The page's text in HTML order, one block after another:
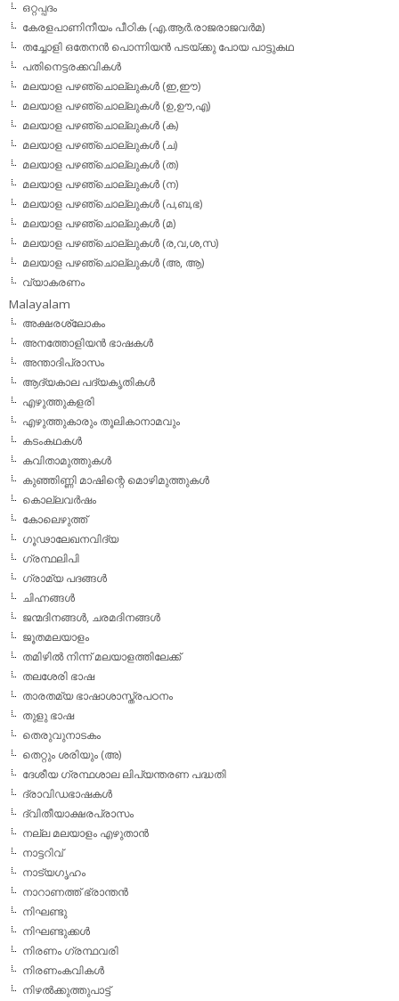
ഒറ്റപ്പദം
കേരളപാണിനീയം പീഠിക (എ.ആര്‍.രാജരാജവര്‍മ)
തച്ചോളി ഒതേനൻ പൊന്നിയൻ പടയ്‌ക്കു പോയ പാട്ടുകഥ
പതിനെട്ടരക്കവികള്‍
മലയാള പഴഞ്ചൊല്ലുകള്‍ (ഇ,ഈ)
മലയാള പഴഞ്ചൊല്ലുകള്‍ (ഉ,ഊ,എ)
മലയാള പഴഞ്ചൊല്ലുകള്‍ (ക)
മലയാള പഴഞ്ചൊല്ലുകള്‍ (ച)
മലയാള പഴഞ്ചൊല്ലുകള്‍ (ത)
മലയാള പഴഞ്ചൊല്ലുകള്‍ (ന)
മലയാള പഴഞ്ചൊല്ലുകള്‍ (പ,ബ,ഭ)
മലയാള പഴഞ്ചൊല്ലുകള്‍ (മ)
മലയാള പഴഞ്ചൊല്ലുകള്‍ (ര,വ,ശ,സ)
മലയാള പഴഞ്ചൊല്ലുകൾ (അ, ആ)
വ്യാകരണം
Malayalam
അക്ഷരശ്ലോകം
അനത്തോളിയന്‍ ഭാഷകള്‍
അന്താദിപ്രാസം
ആദ്യകാല പദ്യകൃതികള്‍
എഴുത്തുകളരി
എഴുത്തുകാരും തൂലികാനാമവും
കടംകഥകള്‍
കവിതാമുത്തുകള്‍
കുഞ്ഞിണ്ണി മാഷിന്റെ മൊഴിമുത്തുകള്‍
കൊല്ലവര്‍ഷം
കോലെഴുത്ത്
ഗൂഢാലേഖനവിദ്യ
ഗ്രന്ഥലിപി
ഗ്രാമ്യ പദങ്ങള്‍
ചിഹ്നങ്ങള്‍
ജന്മദിനങ്ങള്‍, ചരമദിനങ്ങള്‍
ജൂതമലയാളം
തമിഴില്‍ നിന്ന് മലയാളത്തിലേക്ക്
തലശേരി ഭാഷ
താരതമ്യ ഭാഷാശാസ്ത്രപഠനം
തുളു ഭാഷ
തെരുവുനാടകം
തെറ്റും ശരിയും (അ)
ദേശീയ ഗ്രന്ഥശാല ലിപ്യന്തരണ പദ്ധതി
ദ്രാവിഡഭാഷകള്‍
ദ്വിതീയാക്ഷരപ്രാസം
നല്ല മലയാളം എഴുതാന്‍
നാട്ടറിവ്
നാട്യഗൃഹം
നാറാണത്ത് ഭ്രാന്തന്‍
നിഘണ്ടു
നിഘണ്ടുക്കള്‍
നിരണം ഗ്രന്ഥവരി
നിരണംകവികള്‍
നിഴല്‍ക്കുത്തുപാട്ട്